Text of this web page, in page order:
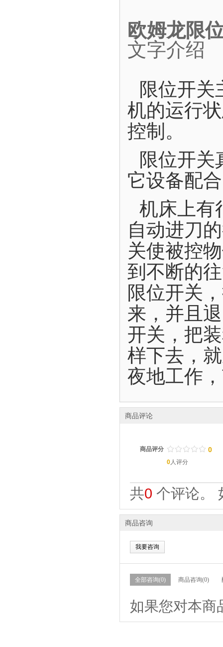
欧姆龙限
文字介绍
限位开关
机的运行
控制。
限位开关
它设备配
机床上有
自动进刀
关使被控
到不断的
限位开关
来，并且
开关，把
样下去，
夜地工作
商品评论
商品评分 / / / / /
. . . . . 0
0人评分
共0 个评论。
商品咨询
我要咨询
全部咨询(0) 商品咨询(0)
如果您对本商